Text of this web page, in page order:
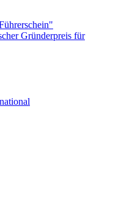
Gründerpreis für